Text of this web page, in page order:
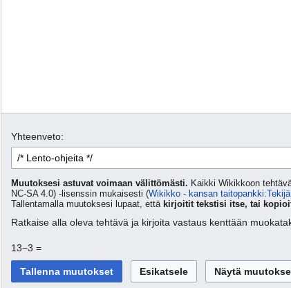
Yhteenveto:
Muutoksesi astuvat voimaan välittömästi. Kaikki Wikikkoon
NC-SA 4.0) -lisenssin mukaisesti (Wikikko - kansan
Tallentamalla muutoksesi lupaat, että kirjoitit tekstisi itse, tai
Ratkaise alla oleva tehtävä ja kirjoita vastaus kenttään
13−3 =